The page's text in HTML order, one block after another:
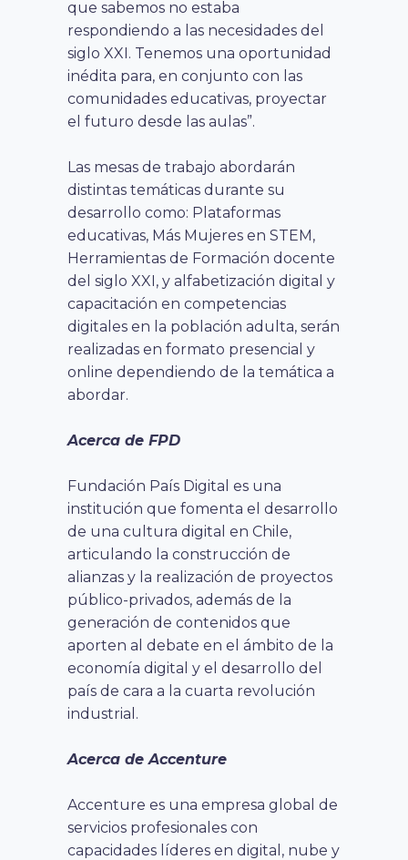
que sabemos no estaba
respondiendo a las necesidades del
siglo XXI. Tenemos una oportunidad
inédita para, en conjunto con las
comunidades educativas, proyectar
el futuro desde las aulas”.
Las mesas de trabajo abordarán
distintas temáticas durante su
desarrollo como: Plataformas
educativas, Más Mujeres en STEM,
Herramientas de Formación docente
del siglo XXI, y alfabetización digital y
capacitación en competencias
digitales en la población adulta, serán
realizadas en formato presencial y
online dependiendo de la temática a
abordar.
Acerca de FPD
Fundación País Digital es una
institución que fomenta el desarrollo
de una cultura digital en Chile,
articulando la construcción de
alianzas y la realización de proyectos
público-privados, además de la
generación de contenidos que
aporten al debate en el ámbito de la
economía digital y el desarrollo del
país de cara a la cuarta revolución
industrial.
Acerca de Accenture
Accenture es una empresa global de
servicios profesionales con
capacidades líderes en digital, nube y